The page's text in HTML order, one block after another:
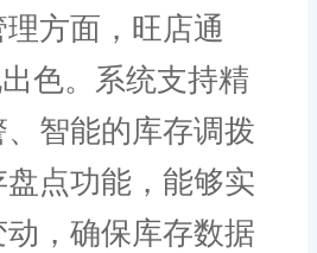
方面，旺店通
色。系统支持精
智能的库存调拨
点功能，能够实
，确保库存数据